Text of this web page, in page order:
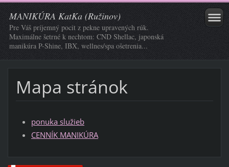
MANIKÚRA KatKa (Ružinov)
Pre Váš príjemný pocit z pekne upravených rúk.
Maximálne šetrné k nechtom: CND Shellac, japonská
manikúra P-Shine, IBX, wellnes/spa ošetrenia...
Mapa stránok
ponuka služieb
CENNÍK MANIKÚRA